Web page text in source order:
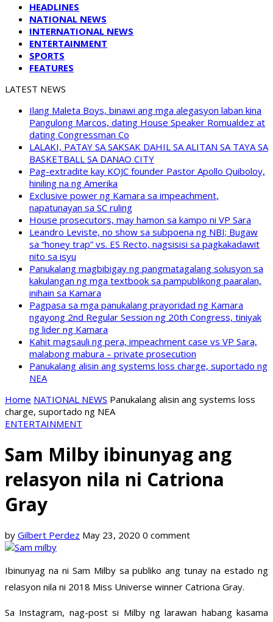
HEADLINES
NATIONAL NEWS
INTERNATIONAL NEWS
ENTERTAINMENT
SPORTS
FEATURES
LATEST NEWS
Ilang Maleta Boys, binawi ang mga alegasyon laban kina
Pangulong Marcos, dating House Speaker Romualdez at
dating Congressman Co
LALAKI, PATAY SA SAKSAK DAHIL SA ALITAN SA TAYA SA
BASKETBALL SA DANAO CITY
Pag-extradite kay KOJC founder Pastor Apollo Quiboloy,
hiniling na ng Amerika
Exclusive power ng Kamara sa impeachment,
napatunayan sa SC ruling
House prosecutors, may hamon sa kampo ni VP Sara
Leandro Leviste, no show sa subpoena ng NBI; Bugaw
sa “honey trap” vs. ES Recto, nagsisisi sa pagkakadawit
nito sa isyu
Panukalang magbibigay ng pangmatagalang solusyon sa
kakulangan ng mga textbook sa pampublikong paaralan,
inihain sa Kamara
Pagpasa sa mga panukalang prayoridad ng Kamara
ngayong 2nd Regular Session ng 20th Congress, tiniyak
ng lider ng Kamara
Kahit magsauli ng pera, impeachment case vs VP Sara,
malabong mabura – private prosecution
Panukalang alisin ang systems loss charge, suportado ng
NEA
Home NATIONAL NEWS Panukalang alisin ang systems loss
charge, suportado ng NEA
ENTERTAINMENT
Sam Milby ibinunyag ang
relasyon nila ni Catriona
Gray
by Gilbert Perdez May 23, 2020 0 comment
Ibinunyag na ni Sam Milby sa publiko ang tunay na estado ng
relasyon nila ni 2018 Miss Universe winner Catriona Gray.
Sa Instagram, nag-post si Milby ng larawan habang kasama